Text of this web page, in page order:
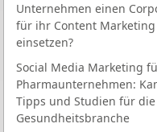
Unternehmen einen
für ihr Content Marketing
einsetzen?
Social Media Marketing
Pharmaunternehmen:
Tipps und Studien für die
Gesundheitsbranche